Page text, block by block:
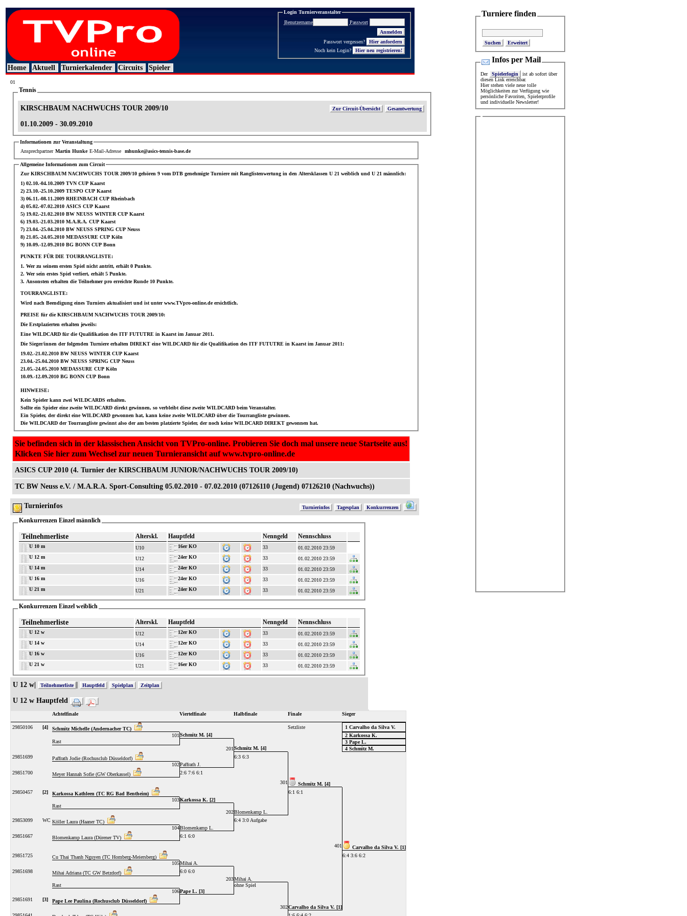
Login Turnierveranstalter
Benutzername
Passwort
Passwort vergessen?
Noch kein Login?
Hier neu registrieren!
Home Aktuell Turnierkalender Circuits Spieler
01
Tennis
KIRSCHBAUM NACHWUCHS TOUR 2009/10 Zur Circuit-Übersicht Gesamtwertung
01.10.2009 - 30.09.2010
Informationen zur Veranstaltung
Ansprechpartner Martin Hunke E-Mail-Adresse mhunke@asics-tennis-base.de
Allgemeine Informationen zum Circuit
Zur KIRSCHBAUM NACHWUCHS TOUR 2009/10 gehören 9 vom DTB genehmigte Turniere mit Ranglistenwertung in den Altersklassen U 21 weiblich und U 21 männlich:
1) 02.10.-04.10.2009 TVN CUP Kaarst
2) 23.10.-25.10.2009 TESPO CUP Kaarst
3) 06.11.-08.11.2009 RHEINBACH CUP Rheinbach
4) 05.02.-07.02.2010 ASICS CUP Kaarst
5) 19.02.-21.02.2010 BW NEUSS WINTER CUP Kaarst
6) 19.03.-21.03.2010 M.A.R.A. CUP Kaarst
7) 23.04.-25.04.2010 BW NEUSS SPRING CUP Neuss
8) 21.05.-24.05.2010 MEDASSURE CUP Köln
9) 10.09.-12.09.2010 BG BONN CUP Bonn
PUNKTE FÜR DIE TOURRANGLISTE:
1. Wer zu seinem ersten Spiel nicht antritt, erhält 0 Punkte.
2. Wer sein erstes Spiel verliert, erhält 5 Punkte.
3. Ansonsten erhalten die Teilnehmer pro erreichte Runde 10 Punkte.
TOURRANGLISTE:
Wird nach Beendigung eines Turniers aktualisiert und ist unter www.TVpro-online.de ersichtlich.
PREISE für die KIRSCHBAUM NACHWUCHS TOUR 2009/10:
Die Erstplazierten erhalten jeweils:
Eine WILDCARD für die Qualifikation des ITF FUTUTRE in Kaarst im Januar 2011.
Die Sieger/innen der folgenden Turniere erhalten DIREKT eine WILDCARD für die Qualifikation des ITF FUTUTRE in Kaarst im Januar 2011:
19.02.-21.02.2010 BW NEUSS WINTER CUP Kaarst
23.04.-25.04.2010 BW NEUSS SPRING CUP Neuss
21.05.-24.05.2010 MEDASSURE CUP Köln
10.09.-12.09.2010 BG BONN CUP Bonn
HINWEISE:
Kein Spieler kann zwei WILDCARDS erhalten.
Sollte ein Spieler eine zweite WILDCARD direkt gewinnen, so verbleibt diese zweite WILDCARD beim Veranstalter.
Ein Spieler, der direkt eine WILDCARD gewonnen hat, kann keine zweite WILDCARD über die Tourrangliste gewinnen.
Die WILDCARD der Tourrangliste gewinnt also der am besten platzierte Spieler, der noch keine WILDCARD DIREKT gewonnen hat.
Sie befinden sich in der klassischen Ansicht von TVPro-online. Probieren Sie doch mal unsere neue Startseite aus!
Klicken Sie hier zum Wechsel zur neuen Turnieransicht auf www.tvpro-online.de
ASICS CUP 2010 (4. Turnier der KIRSCHBAUM JUNIOR/NACHWUCHS TOUR 2009/10)
TC BW Neuss e.V. / M.A.R.A. Sport-Consulting 05.02.2010 - 07.02.2010 (07126110 (Jugend) 07126210 (Nachwuchs))
Turnierinfos Turnierinfos Tagesplan Konkurrenzen
Konkurrenzen Einzel männlich
Teilnehmerliste Alterskl. Hauptfeld Nenngeld Nennschluss
U 10 m U10 16er KO 33 
01.02.2010 23:59
U 12 m
U12 24er KO 33 
01.02.2010 23:59
U 14 m
U14 24er KO 33 
01.02.2010 23:59
U 16 m
U16 24er KO 33 
01.02.2010 23:59
U 21 m
U21 24er KO 33  01.02.2010 23:59
Konkurrenzen Einzel weiblich
Teilnehmerliste Alterskl. Hauptfeld Nenngeld Nennschluss
U 12 w U12 12er KO 33 
01.02.2010 23:59
U 14 w
U14 12er KO 33 
01.02.2010 23:59
U 16 w
U16 12er KO 33 
01.02.2010 23:59
U 21 w
U21 16er KO 33  01.02.2010 23:59
U 12 w| Teilnehmerliste Hauptfeld Spielplan Zeitplan
U 12 w Hauptfeld
Achtelfinale Viertelfinale Halbfinale Finale Sieger
29850106 [4] Schmitz Michelle (Andernacher TC) Setzliste
1 Carvalho da Silva V.
101 Schmitz M. [4]
2 Karkossa K.
Rast
3 Pape L.
201 Schmitz M. [4]
4 Schmitz M.
29851699
Paffrath Jodie (Rochusclub Düsseldorf)
6:3 6:3
102Paffrath J.
29851700
Meyer Hannah Sofie (GW Oberkassel)
2:6 7:6 6:1
301
Schmitz M. [4]
29850457
[2] Karkossa Kathleen (TC RG Bad Bentheim)
6:1 6:1
103Karkossa K. [2]
Rast
202Blomenkamp L.
29853099
WC Köller Laura (Haaner TC)
6:4 3:0 Aufgabe
104Blomenkamp L.
29851667
Blomenkamp Laura (Dürener TV)
6:1 6:0
401
Carvalho da Silva V. [1]
29851725
Cu Thai Thanh Nguyen (TC Homberg-Meiersberg)
6:4 3:6 6:2
105Mihai A.
29851698
Mihai Adriana (TC GW Betzdorf)
6:0 6:0
203Mihai A.
Rast
ohne Spiel
106Pape L. [3]
29851691
[3]
Pape Lee Paulina (Rochusclub Düsseldorf)
302Carvalho da Silva V. [1]
Turniere finden
Erweitert
Infos per Mail
Der Spielerlogin
ist ab sofort über
diesen Link erreichbar.
Hier stehen viele neue tolle
Möglichkeiten zur Verfügung wie
persönliche Favoriten, Spielerprofile
und individuelle Newsletter!